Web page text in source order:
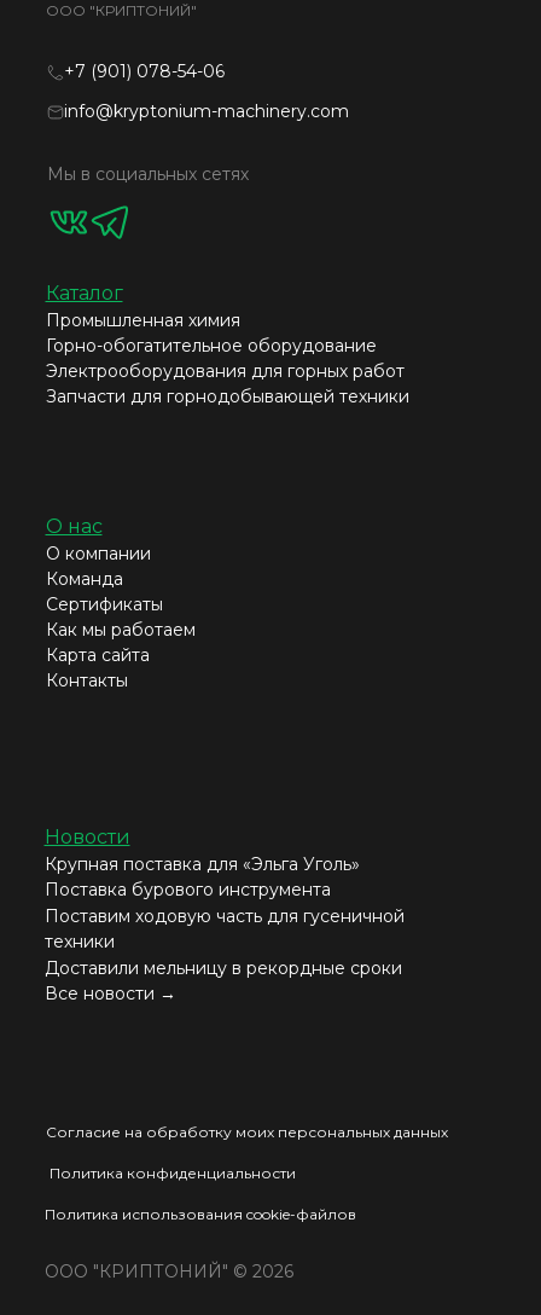
Новости
Крупная поставка для «Эльга Уголь»
Поставка бурового инструмента
Поставим ходовую часть для гусеничной
техники
Доставили мельницу в рекордные сроки
Все новости →
+7 (901) 078-54-06
info@kryptonium-machinery.com
Каталог
Промышленная химия
Горно-обогатительное оборудование
Электрооборудования для горных работ
Запчасти для горнодобывающей техники
О нас
О компании
Команда
Сертификаты
Как мы работаем
Карта сайта
Контакты
Мы в социальных сетях
ООО "КРИПТОНИЙ" © 2026
ООО "КРИПТОНИЙ"
Политика использования cookie-файлов
Политика конфиденциальности
Согласие на обработку моих персональных данных